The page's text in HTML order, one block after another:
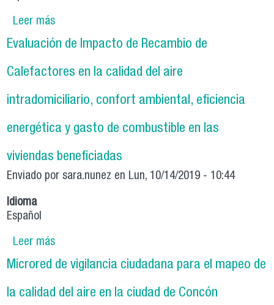
Leer mássobre Monitoreo ambiental en el relleno Santa
Marta
Evaluación de Impacto de Recambio de
Calefactores en la calidad del aire
intradomiciliario, confort ambiental, eficiencia
energética y gasto de combustible en las
viviendas beneficiadas
Enviado porsara.nunez en Lun, 10/14/2019 - 10:44
Idioma
Español
Leer mássobre Evaluación de Impacto de Recambio de
Calefactores en la calidad del aire
intradomiciliario, confort ambiental, eficiencia
energética y gasto de combustible en las
viviendas beneficiadas
Microred de vigilancia ciudadana para el mapeo de
la calidad del aire en la ciudad de Concón